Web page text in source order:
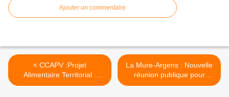
Ajouter un commentaire
< CCAPV :Projet
Alimentaire Territorial :
intervention dans les écoles
La Mure-Argens : Nouvelle
réunion publique pour
Muremur Festival >